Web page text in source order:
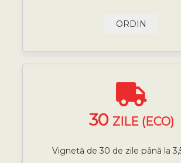
ORDIN
30 ZILE (ECO)
Vignetă de 30 de zile până la